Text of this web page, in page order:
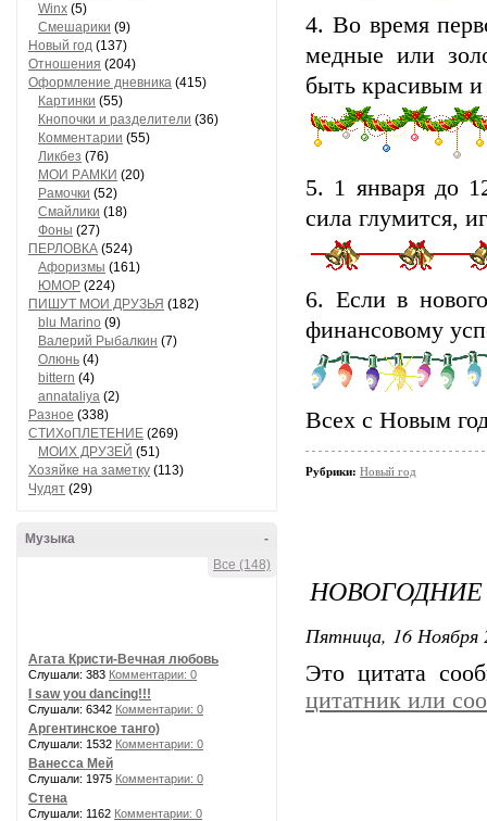
Winx (5)
Смешарики (9)
Новый год (137)
Отношения (204)
Оформление дневника (415)
Кaртинки (55)
Кнопочки и рaзделители (36)
Комментaрии (55)
Ликбез (76)
МОИ РAМКИ (20)
Рaмочки (52)
Смaйлики (18)
Фоны (27)
ПЕРЛОВКА (524)
Aфоризмы (161)
ЮМОР (224)
ПИШУТ МОИ ДРУЗЬЯ (182)
blu Marino (9)
Валерий Рыбалкин (7)
Олюнь (4)
bittern (4)
annataliya (2)
Разное (338)
СТИХоПЛЕТЕНИЕ (269)
МОИХ ДРУЗЕЙ (51)
Хозяйке на заметку (113)
Чудят (29)
-
Музыка
Все (148)
Агата Кристи-Вечная любовь
Слушали: 383 Комментарии: 0
I saw you dancing!!!
Слушали: 6342 Комментарии: 0
Аргентинское танго)
Слушали: 1532 Комментарии: 0
Ванесса Мей
Слушали: 1975 Комментарии: 0
Стена
Слушали: 1162 Комментарии: 0
4. Во время
медные или
быть красивым
5. 1 января до
сила глумится,
6. Если в
финансовому
Всех с Новым
Рубрики: Новый год
Пятница, 16 Ноября
Это цитата
цитатник или